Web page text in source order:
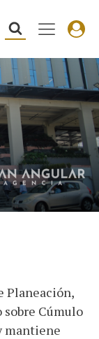
Planeación,
Cúmulo
mantiene